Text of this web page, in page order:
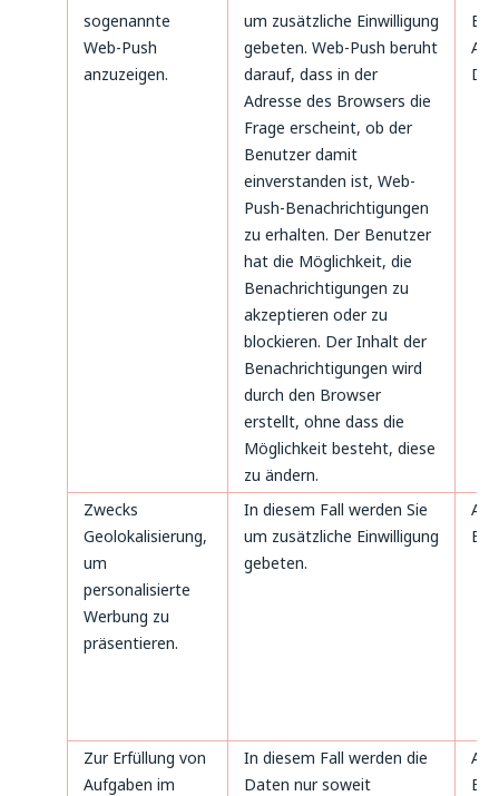
sogenannte
Web-Push
anzuzeigen.
um zusätzliche Einwilligung
gebeten. Web-Push beruht
darauf, dass in der
Adresse des Browsers die
Frage erscheint, ob der
Benutzer damit
einverstanden ist, Web-
Push-Benachrichtigungen
zu erhalten. Der Benutzer
hat die Möglichkeit, die
Benachrichtigungen zu
akzeptieren oder zu
blockieren. Der Inhalt der
Benachrichtigungen wird
durch den Browser
erstellt, ohne dass die
Möglichkeit besteht, diese
zu ändern.
B.
Zwecks
Geolokalisierung,
um
personalisierte
Werbung zu
präsentieren.
In diesem Fall werden Sie
um zusätzliche Einwilligung
gebeten.
B.
Zur Erfüllung von
Aufgaben im
In diesem Fall werden die
Daten nur soweit
B.